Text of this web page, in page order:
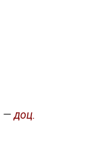
— доц.